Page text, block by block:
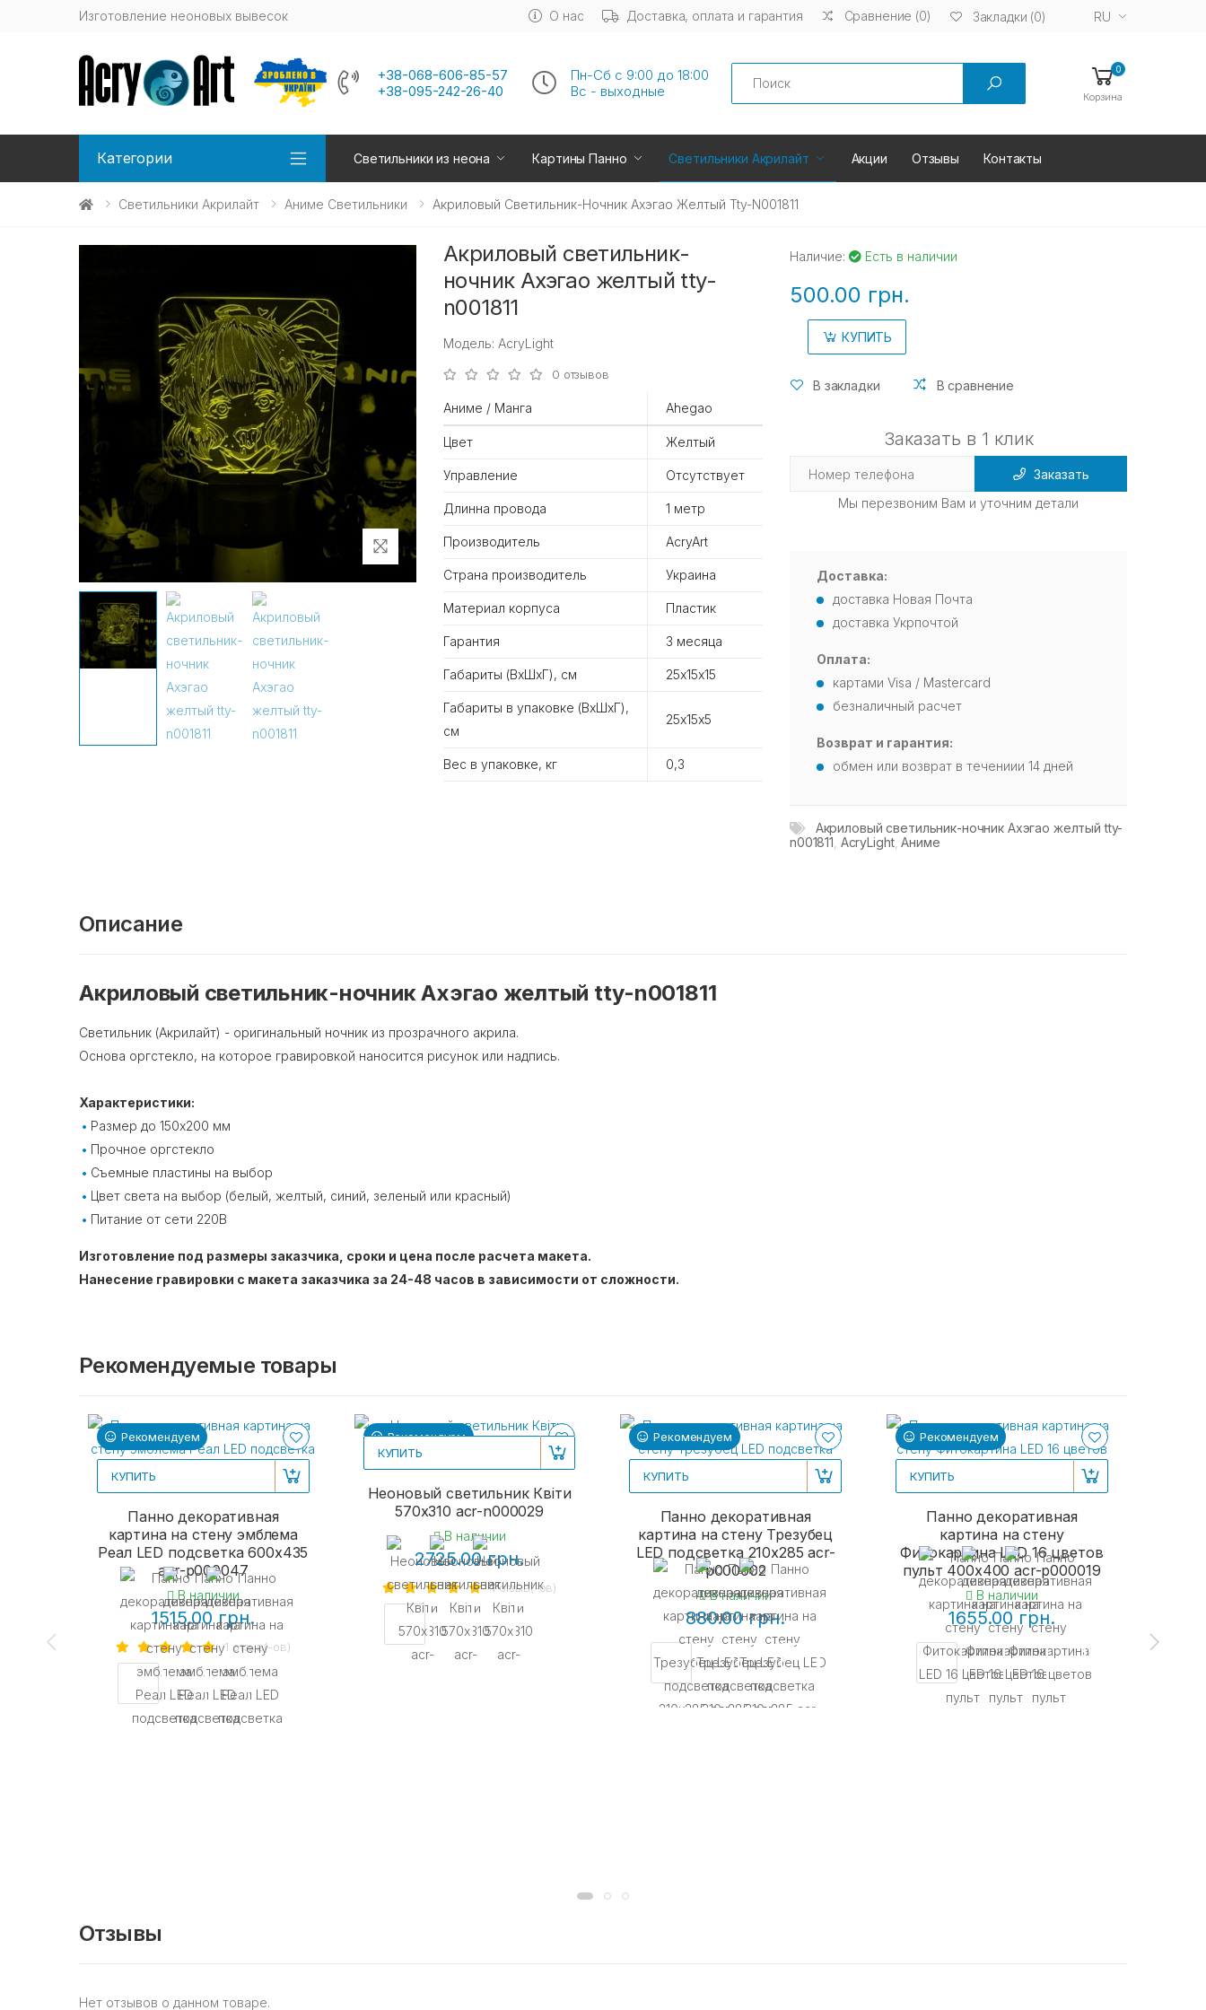
Изготовление неоновых вывесок О нас Доставка, оплата и гарантия Сравнение (0) Закладки (0) RU
+38-068-606-85-57
+38-095-242-26-40
Пн-Сб с 9:00 до 18:00
Вс - выходные
Search 0
Корзина
Категории Светильники из неона Картины Панно Светильники Акрилайт Акции Отзывы Контакты
Светильники Акрилайт Аниме Светильники Акриловый Светильник-Ночник Ахэгао Желтый Tty-N001811
Акриловый светильник-
ночник Ахэгао желтый tty-
n001811
Модель: AcryLight
0 отзывов
Аниме / Манга Ahegao
Цвет Желтый
Управление Отсутствует
Длинна провода 1 метр
Производитель AcryArt
Страна производитель Украина
Материал корпуса Пластик
Гарантия 3 месяца
Габариты (ВхШхГ), см 25х15х15
Габариты в упаковке (ВхШхГ),
см
25х15х5
Вес в упаковке, кг 0,3
Наличие: Есть в наличии
500.00 грн.
КУПИТЬ
В закладки В сравнение
Заказать в 1 клик
Заказать
Мы перезвоним Вам и уточним детали
Доставка:
доставка Новая Почта
доставка Укрпочтой
Оплата:
картами Visa / Mastercard
безналичный расчет
Возврат и гарантия:
обмен или возврат в течениии 14 дней
Акриловый светильник-ночник Ахэгао желтый tty-
n001811 AcryLight,Аниме
Описание
Акриловый светильник-ночник Ахэгао желтый tty-n001811
Светильник (Акрилайт) - оригинальный ночник из прозрачного акрила.
Основа оргстекло, на которое гравировкой наносится рисунок или надпись.
Характеристики:
Размер до 150х200 мм
Прочное оргстекло
Съемные пластины на выбор
Цвет света на выбор (белый, желтый, синий, зеленый или красный)
Питание от сети 220В
Изготовление под размеры заказчика, сроки и цена после расчета макета.
Нанесение гравировки с макета заказчика за 24-48 часов в зависимости от сложности.
Рекомендуемые товары
Рекомендуем
КУПИТЬ
Панно декоративная
картина на стену эмблема
Реал LED подсветка 600х435
acr-p000047
В наличии
1515.00 грн.
1 отзыв(-ов)
Рекомендуем
КУПИТЬ
Неоновый светильник Квіти
570х310 acr-n000029
В наличии
2725.00 грн.
1 отзыв(-ов)
Рекомендуем
КУПИТЬ
Панно декоративная
картина на стену Трезубец
LED подсветка 210x285 acr-
p000002
В наличии
880.00 грн.
Рекомендуем
КУПИТЬ
Панно декоративная
картина на стену
Фитокартина LED 16 цветов
пульт 400x400 acr-p000019
В наличии
1655.00 грн.
Отзывы
Нет отзывов о данном товаре.